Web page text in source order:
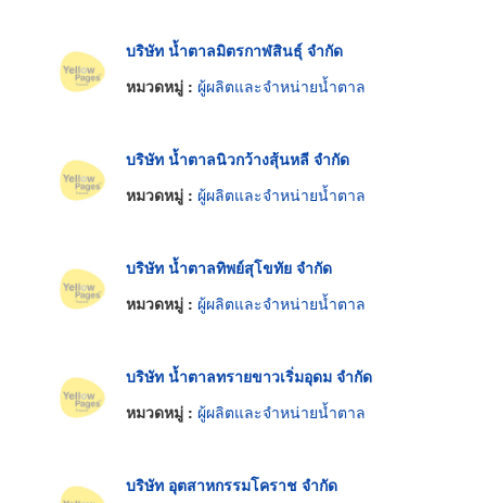
บริษัท น้ำตาลมิตรกาฬสินธุ์ จำกัด
หมวดหมู่ : ผู้ผลิตและจำหน่ายน้ำตาล
บริษัท น้ำตาลนิวกว้างสุ้นหลี จำกัด
หมวดหมู่ : ผู้ผลิตและจำหน่ายน้ำตาล
บริษัท น้ำตาลทิพย์สุโขทัย จำกัด
หมวดหมู่ : ผู้ผลิตและจำหน่ายน้ำตาล
บริษัท น้ำตาลทรายขาวเริ่มอุดม จำกัด
หมวดหมู่ : ผู้ผลิตและจำหน่ายน้ำตาล
บริษัท อุตสาหกรรมโคราช จำกัด